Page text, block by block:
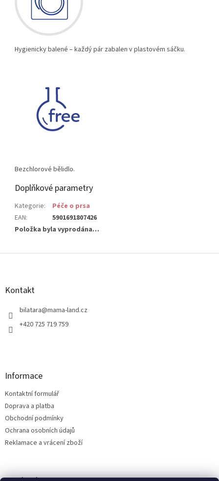
Hygienicky balené – každý pár zabalen v plastovém sáčku.
Bezchlorové bělidlo.
Doplňkové parametry
Kategorie:
Péče o prsa
EAN:
5901691807426
Položka byla vyprodána…
Z
Kontakt
bilatara@mama-land.cz
+420 725 719 759
Informace
Kontaktní formulář
Doprava a platba
Obchodní podmínky
Ochrana osobních údajů
Reklamace a vrácení zboží